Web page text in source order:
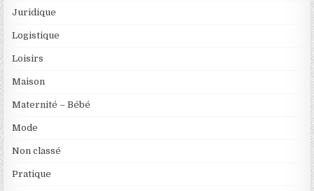
Juridique
Logistique
Loisirs
Maison
Maternité – Bébé
Mode
Non classé
Pratique